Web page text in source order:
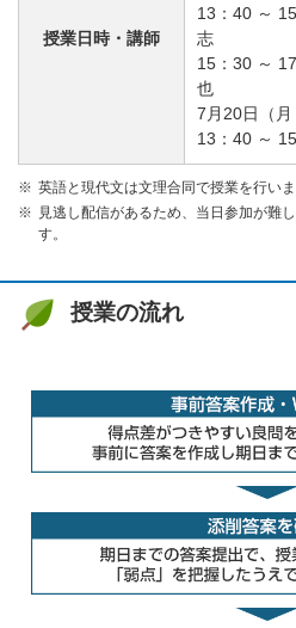
授業日時・講師
13：40 ～
志
15：30 ～
也
7月20日（月
13：40 ～
英語と現代文は文理合同で授業を行いま
見逃し配信があるため、当日参加が難
す。
授業の流れ